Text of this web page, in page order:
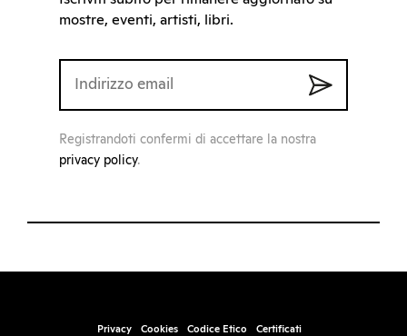
mostre, eventi, artisti, libri.
Registrandoti confermi di accettare la nostra
privacy policy.
Privacy Cookies Codice Etico Certificati